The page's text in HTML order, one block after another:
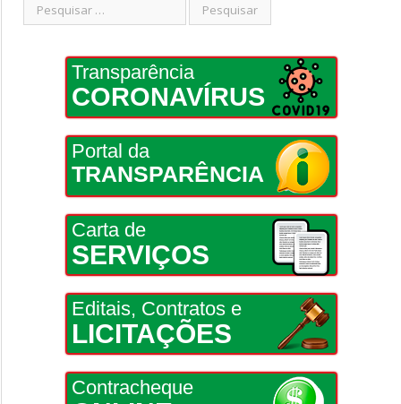
Transparência
CORONAVÍRUS
Portal da
TRANSPARÊNCIA
Carta de
SERVIÇOS
Editais, Contratos e
LICITAÇÕES
Contracheque